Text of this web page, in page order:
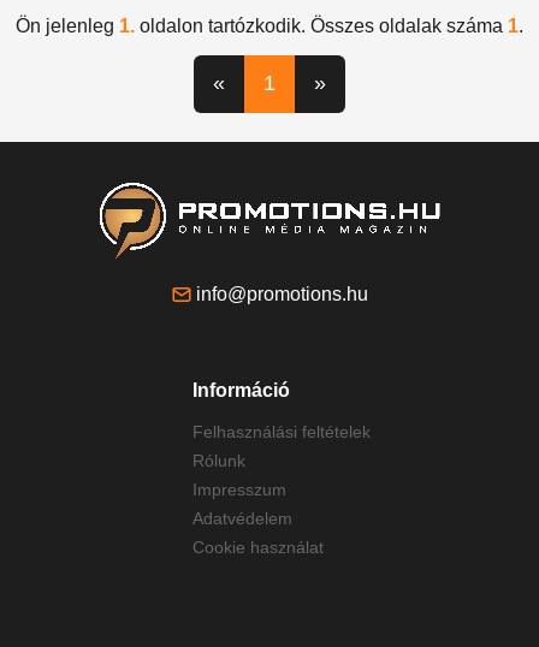
Ön jelenleg 1. oldalon tartózkodik. Összes oldalak száma 1.
« 1 »
info@promotions.hu
Információ
Felhasználási feltételek
Rólunk
Impresszum
Adatvédelem
Cookie használat